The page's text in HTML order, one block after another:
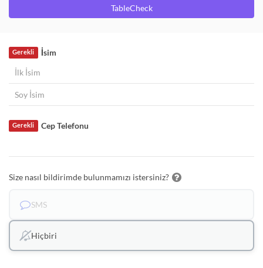
TableCheck
İsim
Gerekli
Cep Telefonu
Gerekli
Size nasıl bildirimde bulunmamızı istersiniz?
SMS
Hiçbiri